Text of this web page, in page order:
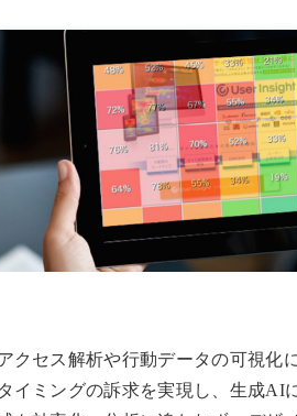
クセス解析や行動データの可視化
イミングの訴求を実現し、生成AI